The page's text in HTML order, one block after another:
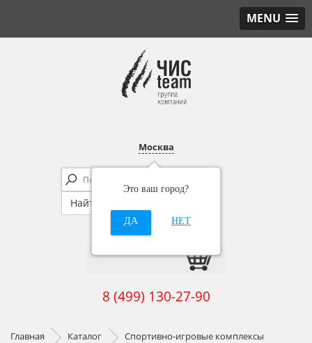
MENU
Москва
Это ваш город?
ДА НЕТ
8 (499) 130-27-90
Главная Каталог Спортивно-игровые комплексы